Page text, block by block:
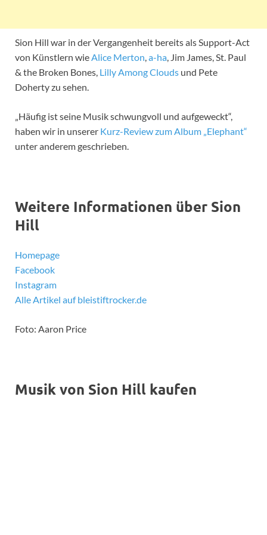
Sion Hill war in der Vergangenheit bereits als Support-Act
von Künstlern wieAlice Merton,a-ha, Jim James, St. Paul
& the Broken Bones, Lilly Among Clouds und Pete
Doherty zu sehen.
„Häufig ist seine Musik schwungvoll und aufgeweckt“,
haben wir in unserer Kurz-Review zum Album „Elephant“
unter anderem geschrieben.
Weitere Informationen über Sion
Hill
Homepage
Facebook
Instagram
Alle Artikel auf bleistiftrocker.de
Foto: Aaron Price
Musik von Sion Hill kaufen